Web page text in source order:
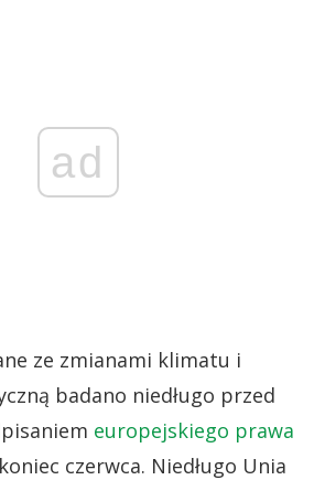
ad
ze zmianami klimatu i
badano niedługo przed
europejskiego prawa
czerwca. Niedługo Unia